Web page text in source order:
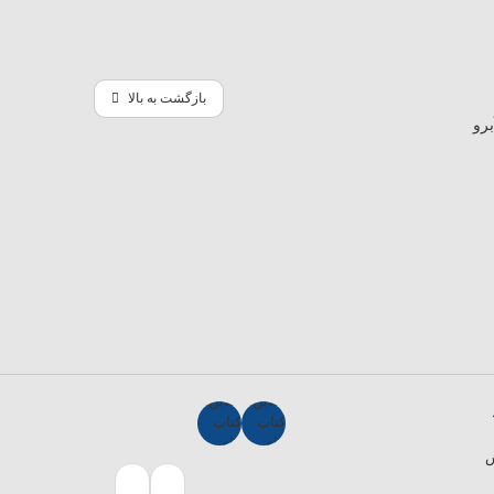
است درآمد بالاتری داشته باشند. پشتکار و تلاش فرد نیز نقش مهمی
هستند.
بازگشت به بالا